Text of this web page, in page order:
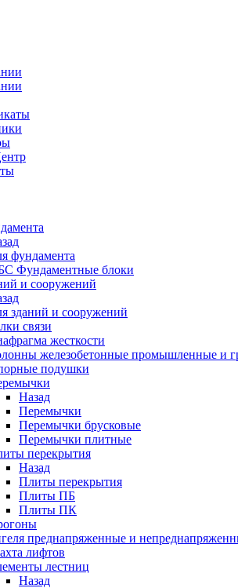
фундамента
Фундаментные блоки
и сооружений
зданий и сооружений
связи
жесткости
железобетонные промышленные и
подушки
Назад
Перемычки
Перемычки брусковые
Перемычки плитные
перекрытия
Назад
Плиты перекрытия
Плиты ПБ
Плиты ПК
преднапряженные и
лифтов
лестниц
Назад